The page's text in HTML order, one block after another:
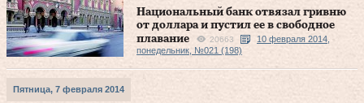
Национальный банк отвязал гривню
от доллара и пустил ее в свободное
плавание
20663
10 февраля 2014,
понедельник, №021 (198)
Пятница, 7 февраля 2014